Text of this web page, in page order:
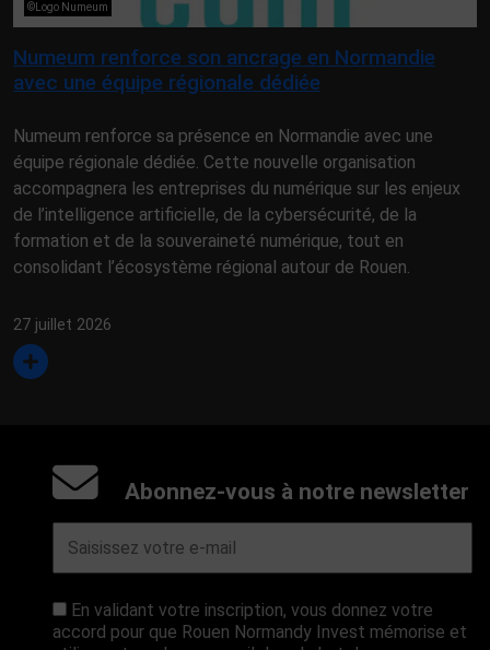
©Logo Numeum
Numeum renforce son ancrage en Normandie
avec une équipe régionale dédiée
Numeum renforce sa présence en Normandie avec une
équipe régionale dédiée. Cette nouvelle organisation
accompagnera les entreprises du numérique sur les enjeux
de l’intelligence artificielle, de la cybersécurité, de la
formation et de la souveraineté numérique, tout en
consolidant l’écosystème régional autour de Rouen.
27 juillet 2026
Abonnez-vous à notre newsletter
En validant votre inscription, vous donnez votre
accord pour que Rouen Normandy Invest mémorise et